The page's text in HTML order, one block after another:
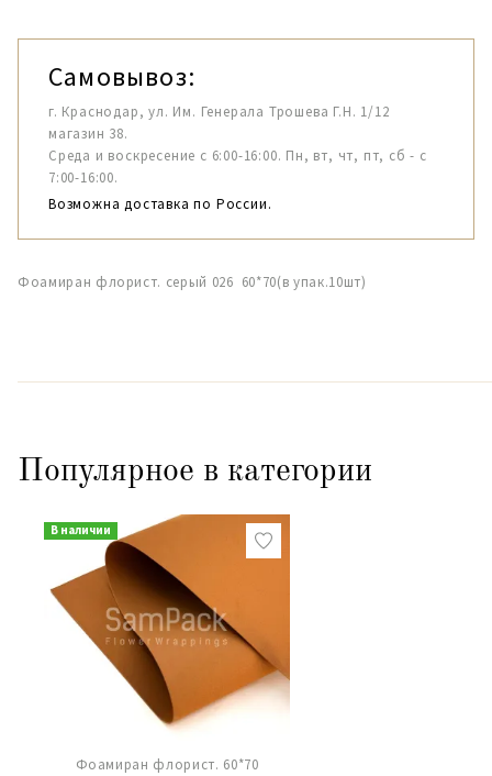
Самовывоз:
г. Краснодар, ул. Им. Генерала Трошева Г.Н. 1/12
магазин 38.
Среда и воскресение с 6:00-16:00. Пн, вт, чт, пт, сб - с
7:00-16:00.
Возможна доставка по России.
Фоамиран флорист. серый 026 60*70(в упак.10шт)
Популярное в категории
В наличии
Фоамиран флорист. 60*70